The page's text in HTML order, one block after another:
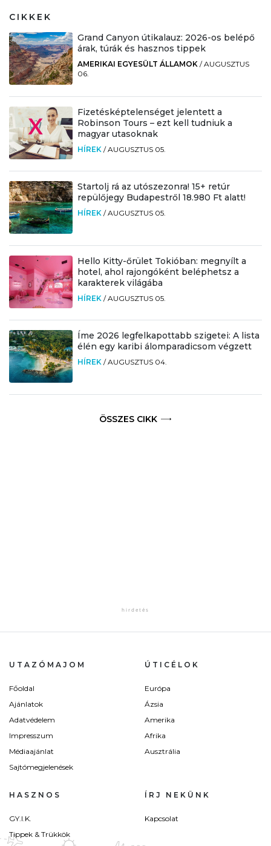
CIKKEK
Grand Canyon útikalauz: 2026-os belépő
árak, túrák és hasznos tippek
AMERIKAI EGYESÜLT ÁLLAMOK /AUGUSZTUS
06.
Fizetésképtelenséget jelentett a
Robinson Tours – ezt kell tudniuk a
magyar utasoknak
HÍREK /AUGUSZTUS 05.
Startolj rá az utószezonra! 15+ retúr
repülőjegy Budapestről 18.980 Ft alatt!
HÍREK /AUGUSZTUS 05.
Hello Kitty-őrület Tokióban: megnyílt a
hotel, ahol rajongóként beléphetsz a
karakterek világába
HÍREK /AUGUSZTUS 05.
Íme 2026 legfelkapottabb szigetei: A lista
élén egy karibi álomparadicsom végzett
HÍREK /AUGUSZTUS 04.
ÖSSZES CIKK
UTAZÓMAJOM
Főoldal
Ajánlatok
Adatvédelem
Impresszum
Médiaajánlat
Sajtómegjelenések
ÚTICÉLOK
Európa
Ázsia
Amerika
Afrika
Ausztrália
HASZNOS
GY.I.K.
Tippek & Trükkök
ÍRJ NEKÜNK
Kapcsolat